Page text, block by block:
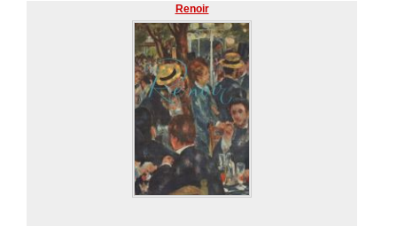
Renoir